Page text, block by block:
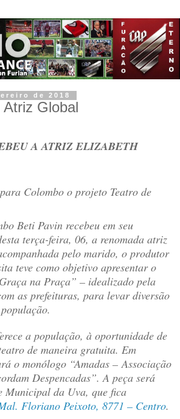
de 2018
Global
A ATRIZ ELIZABETH
Colombo o projeto Teatro de
Beti Pavin recebeu em seu
terça-feira, 06, a renomada atriz
pelo marido, o produtor
teve como objetivo apresentar o
na Praça” – idealizado pela
as prefeituras, para levar diversão
a população, à oportunidade de
de maneira gratuita. Em
o monólogo “Amadas – Associação
Despencadas”. A peça será
Municipal da Uva, que fica
Floriano Peixoto, 8771 – Centro.